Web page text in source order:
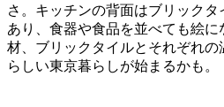
さ。キッチンの背面はブリック
あり、食器や食品を並べても絵
材、ブリックタイルとそれぞれ
らしい東京暮らしが始まるかも。